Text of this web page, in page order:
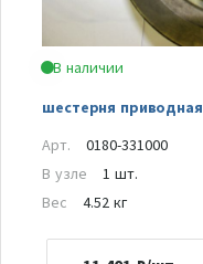
В наличии
шестерня приводная
Арт.
0180-331000
В узле
1 шт.
Вес
4.52 кг